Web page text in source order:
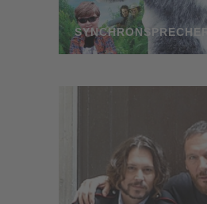
SYNCHRONSPRECHER